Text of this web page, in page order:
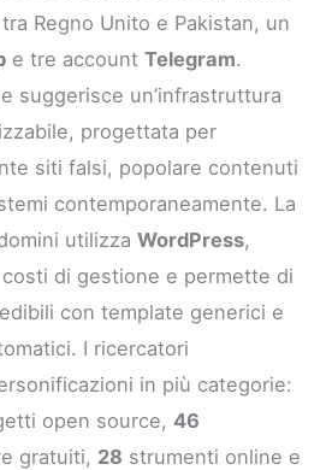
tra Regno Unito e Pakistan, un
e tre accountTelegram.
suggerisce un’infrastruttura
progettata per
siti falsi, popolare contenuti
contemporaneamente. La
utilizzaWordPress,
di gestione e permette di
con template generici e
I ricercatori
in più categorie:
open source,46
gratuiti, 28 strumenti online e